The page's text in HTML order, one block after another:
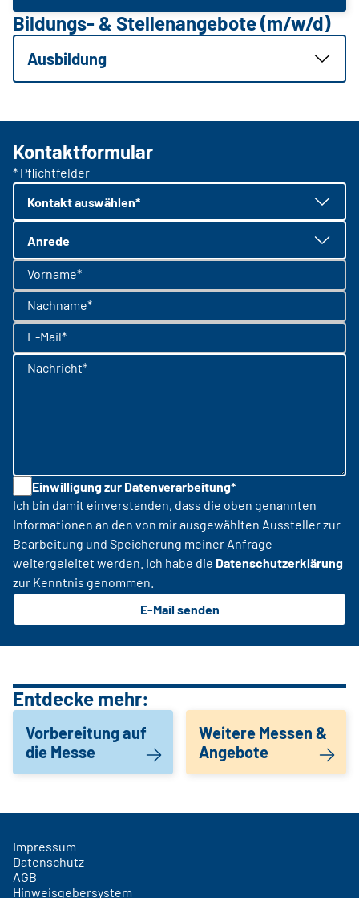
Bildungs- & Stellenangebote (m/w/d)
Ausbildung
Kontaktformular
* Pflichtfelder
Kontakt auswählen*
Anrede
Vorname*
Nachname*
E-Mail*
Nachricht*
Einwilligung zur Datenverarbeitung*
Ich bin damit einverstanden, dass die oben genannten
Informationen an den von mir ausgewählten Aussteller zur
Bearbeitung und Speicherung meiner Anfrage
weitergeleitet werden. Ich habe die Datenschutzerklärung
zur Kenntnis genommen.
E-Mail senden
Entdecke mehr:
Vorbereitung auf
die Messe
Weitere Messen &
Angebote
Impressum
Datenschutz
AGB
Hinweisgebersystem